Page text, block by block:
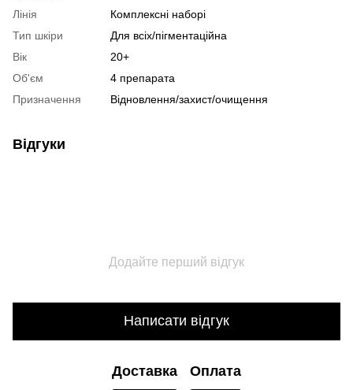
Лінія
Комплексні наборі
Тип шкіри
Для всіх/пігментаційна
Вік
20+
Об'єм
4 препарата
Призначення
Відновлення/захист/очищення
Відгуки
Додайте перший відгук
Написати відгук
Доставка Оплата